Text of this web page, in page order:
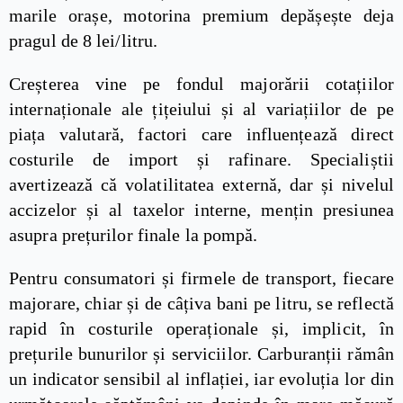
marile orașe, motorina premium depășește deja
pragul de 8 lei/litru.
Creșterea vine pe fondul majorării cotațiilor
internaționale ale țițeiului și al variațiilor de pe
piața valutară, factori care influențează direct
costurile de import și rafinare. Specialiștii
avertizează că volatilitatea externă, dar și nivelul
accizelor și al taxelor interne, mențin presiunea
asupra prețurilor finale la pompă.
Pentru consumatori și firmele de transport, fiecare
majorare, chiar și de câțiva bani pe litru, se reflectă
rapid în costurile operaționale și, implicit, în
prețurile bunurilor și serviciilor. Carburanții rămân
un indicator sensibil al inflației, iar evoluția lor din